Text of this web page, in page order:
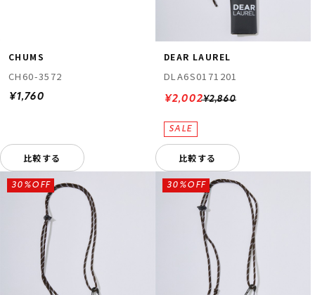
CHUMS
CH60-3572
¥1,760
比較する
DEAR LAUREL
DLA6S0171201
¥2,860
¥2,002
比較する
30%OFF 30%OFF